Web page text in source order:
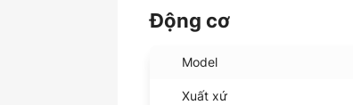
Động cơ
Model
Xuất xứ